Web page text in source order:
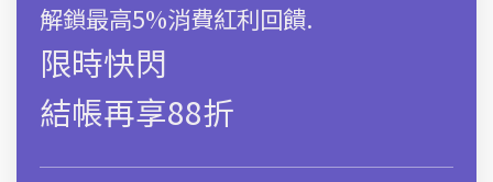
解鎖最高5%消費紅利回饋.
限時快閃
結帳再享88折
選擇選項
尺碼對照表
商品描述